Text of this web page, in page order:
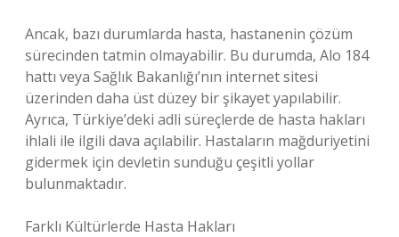
Ancak, bazı durumlarda hasta, hastanenin çözüm
sürecinden tatmin olmayabilir. Bu durumda, Alo 184
hattı veya Sağlık Bakanlığı’nın internet sitesi
üzerinden daha üst düzey bir şikayet yapılabilir.
Ayrıca, Türkiye’deki adli süreçlerde de hasta hakları
ihlali ile ilgili dava açılabilir. Hastaların mağduriyetini
gidermek için devletin sunduğu çeşitli yollar
bulunmaktadır.
Farklı Kültürlerde Hasta Hakları